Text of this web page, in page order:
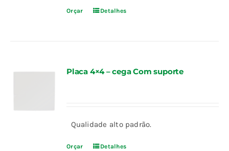
Orçar Detalhes
Placa 4×4 – cega Com suporte
Qualidade alto padrão.
Orçar Detalhes